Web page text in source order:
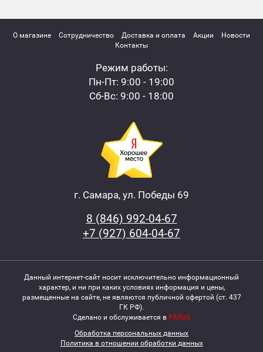
О магазине Сотрудничество Доставка и оплата Акции
Новости
Контакты
Режим работы:
Пн-Пт: 9:00 - 19:00
Сб-Вс: 9:00 - 18:00
г. Самара, ул. Победы 69
8 (846) 992-04-67
+7 (927) 604-04-67
Данный интернет-сайт носит исключительно информационный
характер, и ни при каких условиях информация и цены,
размещенные на сайте, не являются публичной офертой (ст. 437
ГК РФ).
Сделано и обслуживается в PARUS
Обработка персональных данных
Политика в отношении обработки данных